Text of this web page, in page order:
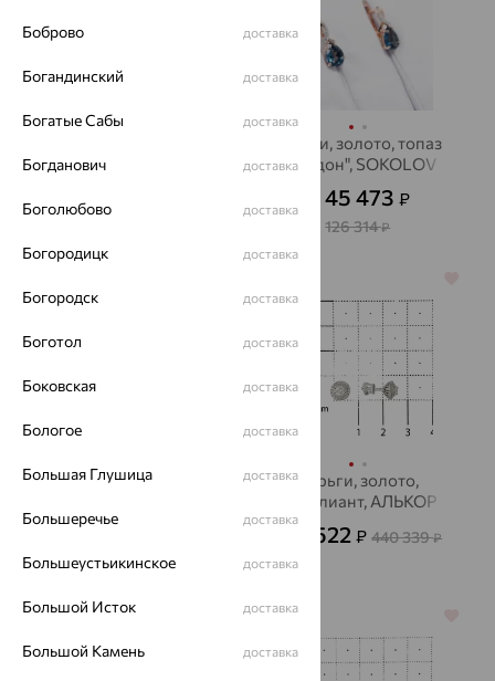
ЮЗ АЛЕКСАНДРА
33 590
Серьги, золото, топаз
"лондон", SOKOLOV
45 473 ₽
126 314₽
Серьги, золото,
51 843
Серьги, золото,
бриллиант, АЛЬКОР
158 522₽ 440 339₽
64% 64%
Боброво доставка
Богандинский доставка
Богатые Сабы доставка
Богданович доставка
Боголюбово доставка
Богородицк доставка
Богородск доставка
Боготол доставка
Боковская доставка
Бологое доставка
Большая Глушица доставка
Большеречье доставка
Большеустьикинское доставка
Большой Исток доставка
Большой Камень доставка